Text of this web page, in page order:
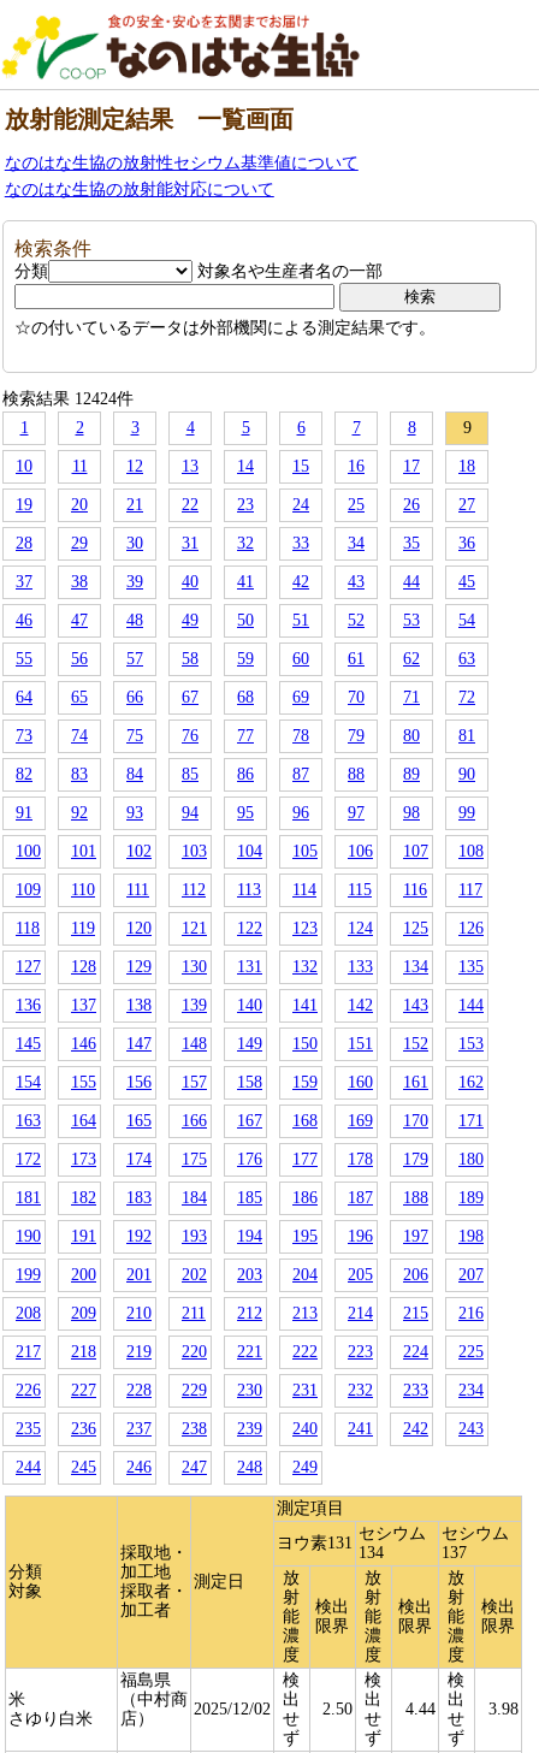
放射能測定結果 一覧画面
なのはな生協の放射性セシウム基準値について
なのはな生協の放射能対応について
検索条件
分類 対象名や生産者名の一部
☆の付いているデータは外部機関による測定結果です。
検索結果 12424件
1
2 3 4 5 6 7 8 9
10 11 12 13 14 15 16 17 18
19 20 21 22 23 24 25 26 27
28 29 30 31 32 33 34 35 36
37 38 39 40 41 42 43 44 45
46 47 48 49 50 51 52 53 54
55 56 57 58 59 60 61 62 63
64 65 66 67 68 69 70 71 72
73 74 75 76 77 78 79 80 81
82 83 84 85 86 87 88 89 90
91 92 93 94 95 96 97 98 99
100 101 102 103 104 105 106 107 108
109 110 111 112 113 114 115 116 117
118 119 120 121 122 123 124 125 126
127 128 129 130 131 132 133 134 135
136 137 138 139 140 141 142 143 144
145 146 147 148 149 150 151 152 153
154 155 156 157 158 159 160 161 162
163 164 165 166 167 168 169 170 171
172 173 174 175 176 177 178 179 180
181 182 183 184 185 186 187 188 189
190 191 192 193 194 195 196 197 198
199 200 201 202 203 204 205 206 207
208 209 210 211 212 213 214 215 216
217 218 219 220 221 222 223 224 225
226 227 228 229 230 231 232 233 234
235 236 237 238 239 240 241 242 243
244 245 246 247 248 249
分類
対象
採取地・
加工地
採取者・
加工者
測定日
測定項目
ヨウ素131
セシウム
134
セシウム
137
放
射
能
濃
度
検出
限界
放
射
能
濃
度
検出
限界
放
射
能
濃
度
検出
限界
米
さゆり白米
福島県
（中村商
店）
2025/12/02
検
出
せ
ず
2.50
検
出
せ
ず
4.44
検
出
せ
ず
3.98